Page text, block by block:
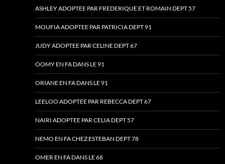
ASHLEY ADOPTEE PAR FREDERIQUE ET ROMAIN DEPT 57
MOUFIA ADOPTEE PAR PATRICIA DEPT 91
JUDY ADOPTEE PAR CELINE DEPT 67
OOMY EN FA DANS LE 91
ORIANE EN FA DANS LE 91
LEELOO ADOPTEE PAR REBECCA DEPT 67
NAIRI ADOPTEE PAR CELIA DEPT 57
NEMO EN FA CHEZ ESTEBAN DEPT 78
OMER EN FA DANS LE 68